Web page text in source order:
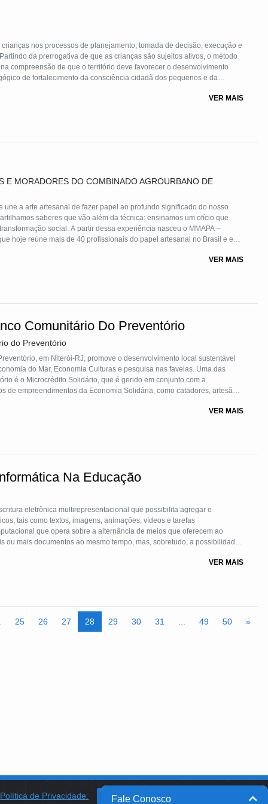
Política de Privacidade. OK
nos processos de planejamento, tomada de decisão, execução e
da prerrogativa de que as crianças são sujeitos ativos, o método
compreensão de que o território deve favorecer o desenvolvimento
de fortalecimento da consciência cidadã dos pequenos e da
VER MAIS
E MORADORES DO COMBINADO AGROURBANO DE
une a arte artesanal de fazer papel ao profundo significado do nosso
saberes que vão além da técnica: ensinamos um ofício que
social. A partir dessa experiência nasceu o MMAPA –
hoje reúne mais de 40 profissionais do papel artesanal no Brasil e em
capaz de gerar impacto social sustentável e acessível.
VER MAIS
Comunitário Do Preventório
do Preventório
em Niterói-RJ, promove o desenvolvimento local sustentável
do Mar, Economia Culturas e pesquisa nas favelas. Uma das
é o Microcrédito Solidário, que é gerido em conjunto com a
de empreendimentos da Economia Solidária, como catadores, artesãos,
os atores fazem parte de todos os processos do microcrédito.VER MAIS
Na Educação
eletrônica multirepresentacional que possibilita agregar e
tais como textos, imagens, animações, vídeos e tarefas
que opera sobre a alternância de meios que oferecem ao
mais documentos ao mesmo tempo, mas, sobretudo, a possibilidade
ZK DE INFORMÁTICA & EDUCAÇÃO", URL:
VER MAIS
25 26 27 28 29 30 31 49 50 »
Fale Conosco
BANCO DO BRASIL